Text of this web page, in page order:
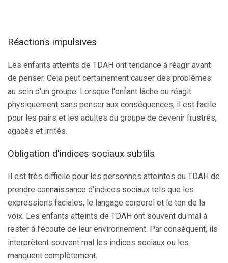
Réactions impulsives
Les enfants atteints de TDAH ont tendance à réagir avant
de penser. Cela peut certainement causer des problèmes
au sein d'un groupe. Lorsque l'enfant lâche ou réagit
physiquement sans penser aux conséquences, il est facile
pour les pairs et les adultes du groupe de devenir frustrés,
agacés et irrités.
Obligation d'indices sociaux subtils
Il est très difficile pour les personnes atteintes du TDAH de
prendre connaissance d'indices sociaux tels que les
expressions faciales, le langage corporel et le ton de la
voix. Les enfants atteints de TDAH ont souvent du mal à
rester à l'écoute de leur environnement. Par conséquent, ils
interprètent souvent mal les indices sociaux ou les
manquent complètement.